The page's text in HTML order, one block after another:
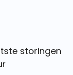
storingen